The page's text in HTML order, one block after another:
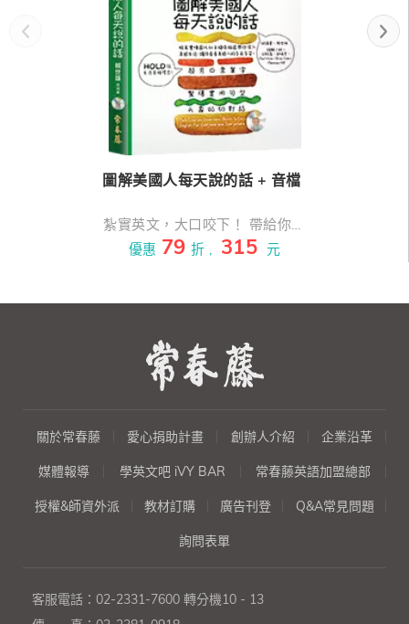
圖解美國人每天說的話 + 音檔
紮實英文，大口咬下！ 帶給你閱
讀、聽力、口說的多方饗宴！！
情的英語學習書，配合循序漸進
力、口說」學習方式，翻開這本
書，不只心情變美麗，英文也進
步了～
優惠 79 折 , 315 元
關於常春藤 愛心捐助計畫 創辦人介紹 企業沿革
媒體報導 學英文吧 iVY BAR 常春藤英語加盟總部
授權&師資外派 教材訂購 廣告刊登 Q&A常見問題
詢問表單
客服電話： 02-2331-7600 轉分機10 - 13